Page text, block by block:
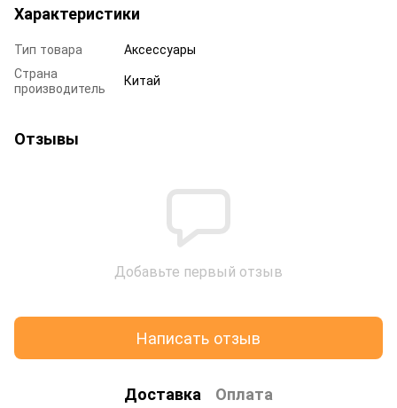
Характеристики
Тип товара
Аксессуары
Страна
производитель
Китай
Отзывы
Добавьте первый отзыв
Написать отзыв
Доставка Оплата